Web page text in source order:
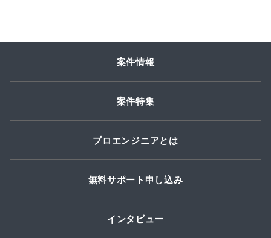
案件情報
案件特集
プロエンジニアとは
無料サポート申し込み
インタビュー